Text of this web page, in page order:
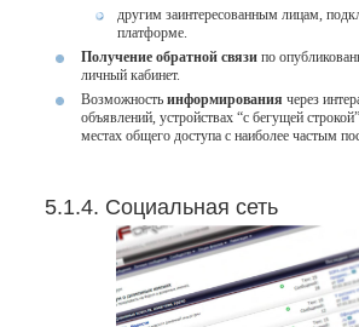
другим заинтересованным лицам,
платформе.
Получение обратной связи по
личный кабинет.
Возможность информирования через
объявлений, устройствах “с бегущей
местах общего доступа с наиболее частым
5.1.4. Социальная сеть